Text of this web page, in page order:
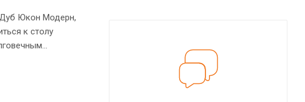
Дуб Юкон Модерн,
к столу
всех